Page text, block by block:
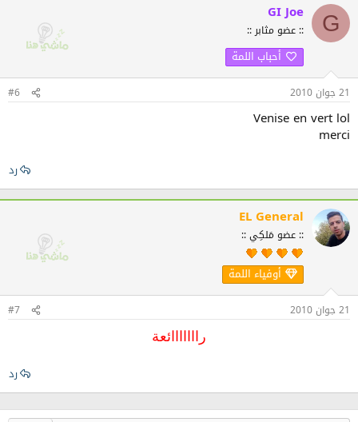
G
GI Joe
:: عضو مثابر ::
أحباب اللمة
21 جوان 2010 #6
Venise en vert lol
merci
رد
EL General
:: عضو مَلكِي ::
أوفياء اللمة
21 جوان 2010 #7
رااااااائعة
رد